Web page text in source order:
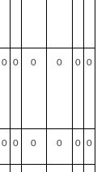
0 0 0 0 0 0
0 0 0 0 0 0